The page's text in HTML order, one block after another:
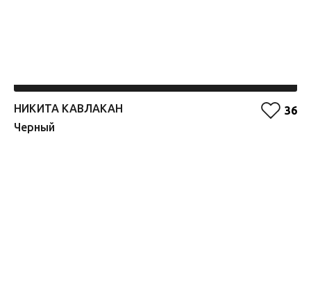
НИКИТА КАВЛАКАН
36
Черный